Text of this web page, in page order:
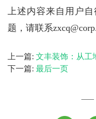
上述内容来自用户
题，请联系
上一篇: 文丰装饰：从工地“
下一篇: 最后一页